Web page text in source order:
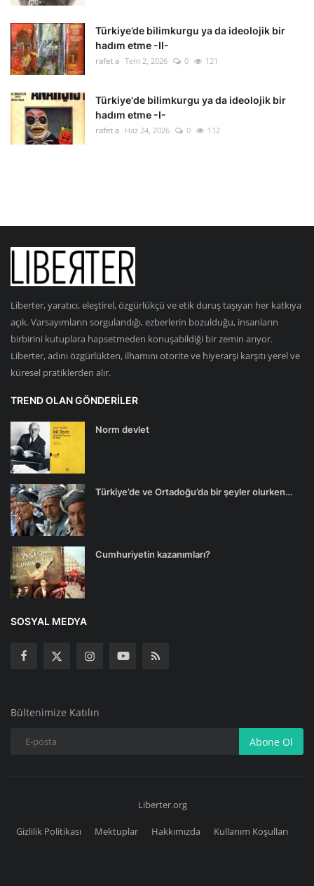
Türkiye’de bilimkurgu ya da ideolojik bir
hadım etme -II-
rafet a Tem 2, 2026 0 121
Türkiye'de bilimkurgu ya da ideolojik bir
hadım etme -I-
rafet a Haz 24, 2026 0 112
Liberter, yaratıcı, eleştirel, özgürlükçü ve etik duruş taşıyan her katkıya
açık. Varsayımların sorgulandığı, ezberlerin bozulduğu, insanların
birbirini kutuplara hapsetmeden konuşabildiği bir zemin arıyor.
Liberter, adını özgürlükten, ilhamını otorite ve hiyerarşi karşıtı yerel ve
küresel pratiklerden alır.
TREND OLAN GÖNDERILER
Norm devlet
Türkiye’de ve Ortadoğu’da bir şeyler olurken…
Cumhuriyetin kazanımları?
SOSYAL MEDYA
Bültenimize Katılın
Abone Ol
Liberter.org
Gizlilik Politikası Mektuplar Hakkımızda Kullanım Koşulları